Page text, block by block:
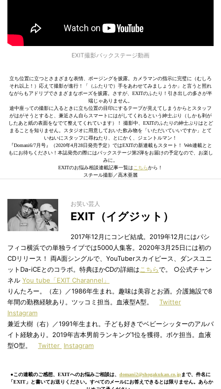
EXIT撮影バックステージ動画
立ち位置に立つとさまざまな表情、ポージングを披露。カメラマンの指示に完璧に（むしろ
それ以上！）応えて撮影が進行！「（ふたりで）手をあわせてみましょうか」と言うと照れ
ながらもアドリブでさまざまなポーズを披露。さすが、EXITのふたり！引き出しの多さが半
端じゃありません。
途中座っての撮影に入るときに立ち位置の目印にするテープが見えてしまうからとスタッフ
がはがそうとすると、兼近さん自らスマートにはがしてくれるという紳士ぶり（しかも剥が
したあと紙の表面をなでて整えてくれています）！ 撮影中、EXITのふたりの紳士ぶりはとど
まることを知りません。スタジオに用意しておいた飲み物を「いただいていいですか」とて
いねいにスタッフに尋ねたり、とにかく、ジェントルマン！
『Domani6/7月号』（2020年4月28日発売予定）ではEXITの新連載もスタート！ Web連載とと
もにお待ちください！本誌発売の際にはバックステージ第2弾をお届けの予定なので、お楽し
みに。
EXITのお悩み相談連載記事一覧は こちらから！
スチール撮影／高木亜麗
お笑い芸人
EXIT（イグジット）
2017年12月にコンビ結成。2019年12月にはパシ
フィコ横浜での単独ライブでは5000人集客。2020年3月25日には初の
CDリリース！ 両A面シングルで、YouTuberスカイピース、ダンスユニ
ットDa-iCEとのコラボ。特典ほかCDの詳細は こちらで。 ○公式チャン
ネル You tube「EXIT Charannel」
りんたろー。（左）／1986年生まれ。趣味は美容とお酒。介護施設で8
年間の勤務経験あり。ツッコミ担当。血液型A型。 Twitter
Instagram
兼近大樹（右）／1991年生まれ。子ども好きでベビーシッターのアルバ
イト経験あり。2019年吉本男前ランキング1位を獲得。ボケ担当。血液
型O型。 Twitter Instagram
●この連載のご感想、EXITへのお悩みご相談は、 domani2@shogakukan.co.jp まで、件名に
「EXIT」と書いてお送りください。すべてのメールにお答えできるとは限りません。あらか